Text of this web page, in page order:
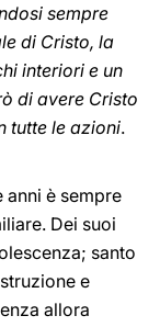
sempre
di Cristo, la
interiori e un
di avere Cristo
tutte le azioni.
anni è sempre
Dei suoi
santo
e
allora